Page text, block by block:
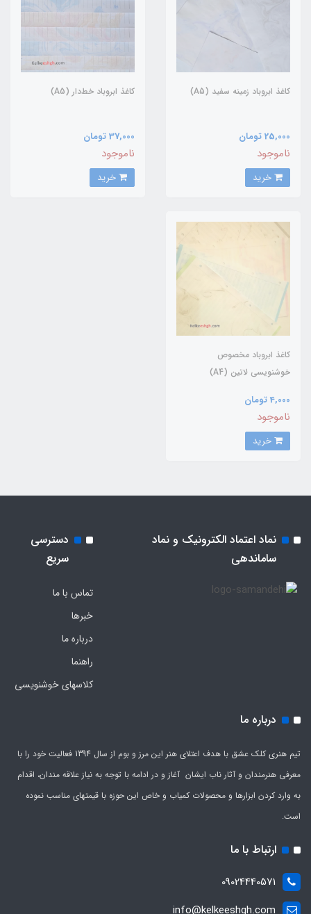
کاغذ ابروباد زمینه سفید (A5)
25,000 تومان
ناموجود
کاغذ ابروباد خط‌دار (A5)
37,000 تومان
ناموجود
کاغذ ابروباد مخصوص
خوشنویسی لاتین (A4)
4,000 تومان
ناموجود
نماد اعتماد الکترونیک و نماد
ساماندهی
دسترسی
سریع
تماس با ما
خبرها
درباره ما
راهنما
کلاسهای خوشنویسی
درباره ما
تیم هنری کلک عشق با هدف اعتلای هنر این مرز و بوم از سال 1394 فعالیت خود را با
معرفی هنرمندان و آثار ناب ایشان آغاز و در ادامه با توجه به نیاز علاقه مندان، اقدام
به وارد کردن ابزارها و محصولات کمیاب و خاص این حوزه با قیمتهای مناسب نموده
است.
ارتباط با ما
09024440571
info@kelkeeshgh.com